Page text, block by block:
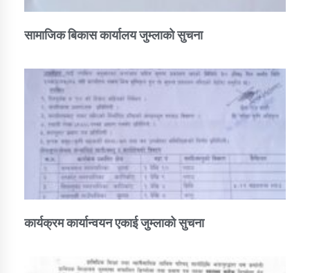
सामाजिक बिकास कार्यालय जुम्लाकाे सुचना
कार्यक्रम कार्यान्वयन एकाई जुम्लाको सुचना